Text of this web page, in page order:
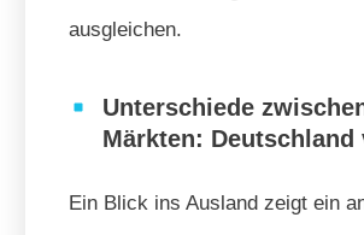
ausgleichen.
Unterschiede
Märkten: Deutschland
Ein Blick ins Ausland zeigt ein